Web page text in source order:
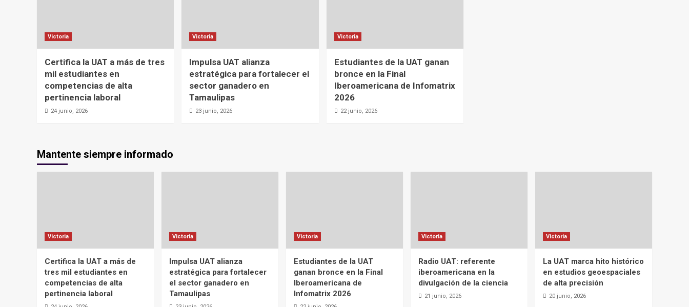
Victoria
Certifica la UAT a más de tres
mil estudiantes en
competencias de alta
pertinencia laboral
24 junio, 2026
Victoria
Impulsa UAT alianza
estratégica para fortalecer el
sector ganadero en
Tamaulipas
23 junio, 2026
Victoria
Estudiantes de la UAT ganan
bronce en la Final
Iberoamericana de Infomatrix
2026
22 junio, 2026
Mantente siempre informado
Victoria
Certifica la UAT a más de
tres mil estudiantes en
competencias de alta
pertinencia laboral
Victoria
Impulsa UAT alianza
estratégica para fortalecer
el sector ganadero en
Tamaulipas
Victoria
Estudiantes de la UAT
ganan bronce en la Final
Iberoamericana de
Infomatrix 2026
Victoria
Radio UAT: referente
iberoamericana en la
divulgación de la ciencia
21 junio, 2026
Victoria
La UAT marca hito histórico
en estudios geoespaciales
de alta precisión
20 junio, 2026